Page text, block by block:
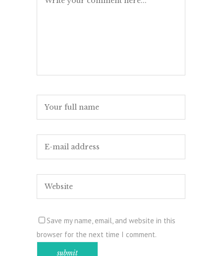
Save my name, email, and website in this
browser for the next time I comment.